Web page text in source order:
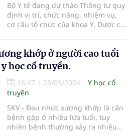
Bộ Y tế đang dự thảo Thông tư quy
định vị trí, chức năng, nhiệm vụ,
cơ cấu tổ chức của khoa Y, Dược cổ
khớp ở người cao tuổi
học cổ truyền.
16:47 | 28/09/2024
Y học cổ
truyền
SKV - Đau nhức xương khớp là căn
bệnh gặp ở nhiều lứa tuổi, tuy
nhiên bệnh thường xảy ra nhiều